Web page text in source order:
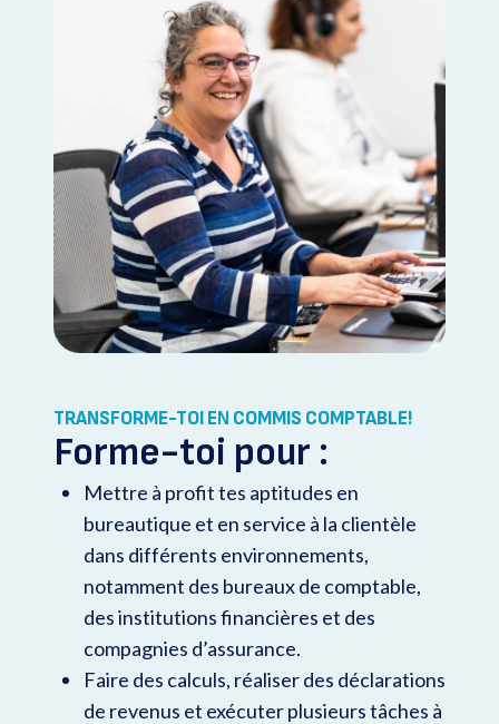
TRANSFORME-TOI EN COMMIS COMPTABLE!
Forme-toi pour :
Mettre à profit tes aptitudes en
bureautique et en service à la clientèle
dans différents environnements,
notamment des bureaux de comptable,
des institutions financières et des
compagnies d’assurance.
Faire des calculs, réaliser des déclarations
de revenus et exécuter plusieurs tâches à